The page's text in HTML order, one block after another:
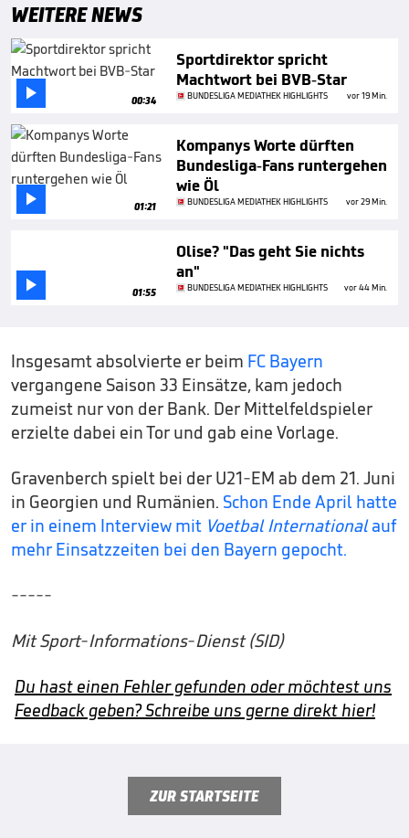
WEITERE NEWS
 00:34
Sportdirektor spricht
Machtwort bei BVB-Star
BUNDESLIGA MEDIATHEK HIGHLIGHTS vor 19 Min.
 01:21
Kompanys Worte dürften
Bundesliga-Fans runtergehen
wie Öl
BUNDESLIGA MEDIATHEK HIGHLIGHTS vor 29 Min.
 01:55
Olise? "Das geht Sie nichts
an"
BUNDESLIGA MEDIATHEK HIGHLIGHTS vor 44 Min.
Insgesamt absolvierte er beim FC Bayern
vergangene Saison 33 Einsätze, kam jedoch
zumeist nur von der Bank. Der Mittelfeldspieler
erzielte dabei ein Tor und gab eine Vorlage.
Gravenberch spielt bei der U21-EM ab dem 21. Juni
in Georgien und Rumänien. Schon Ende April hatte
er in einem Interview mit Voetbal Internationalauf
mehr Einsatzzeiten bei den Bayern gepocht.
-----
Mit Sport-Informations-Dienst (SID)
Du hast einen Fehler gefunden oder möchtest uns
Feedback geben? Schreibe uns gerne direkt hier!
ZUR STARTSEITE